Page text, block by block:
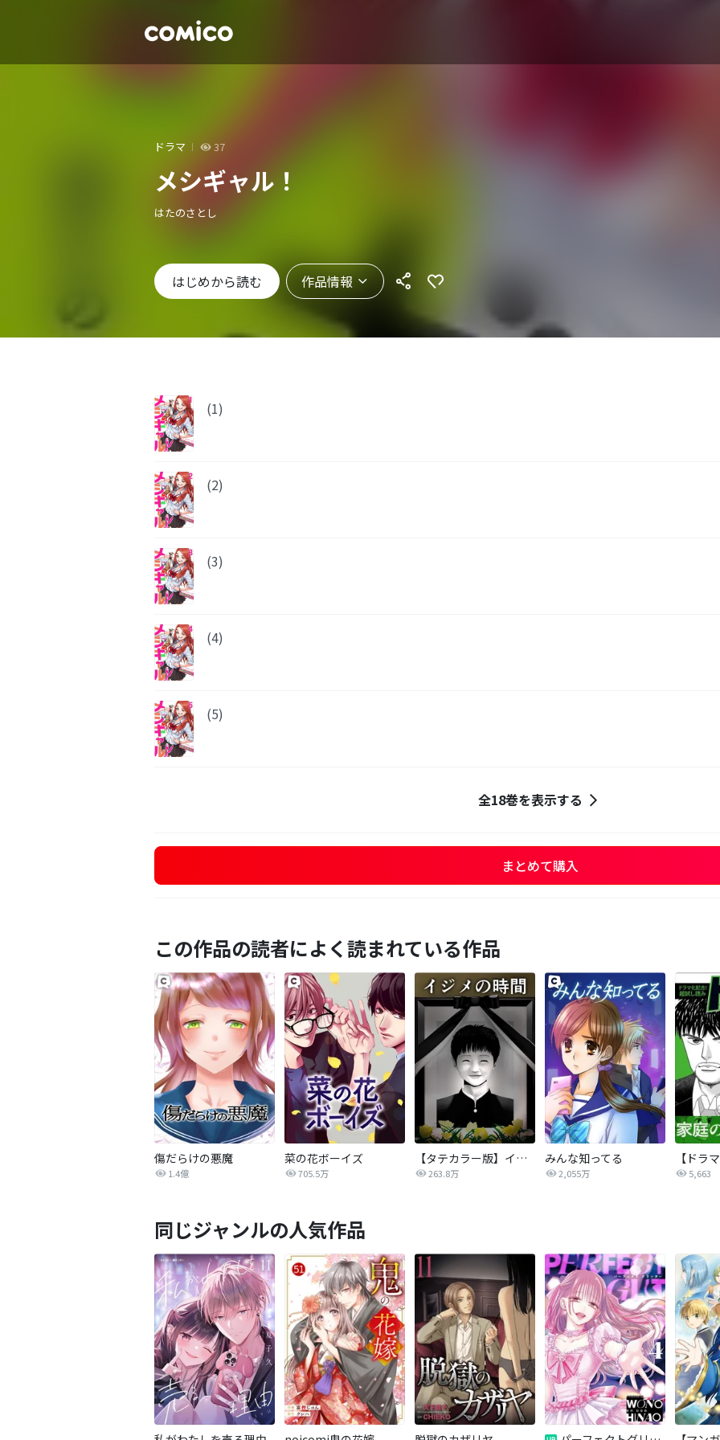
ドラマ 37
メシギャル！
はたのさとし
はじめから読む 作品情報
(1)
(2)
(3)
(4)
(5)
全18巻を表示する
まとめて購入
この作品の読者によく読まれている作品
傷だらけの悪魔
1.4億
菜の花ボーイズ
705.5万
【タテカラー版】イジメの時間
263.8万
みんな知ってる
2,055万 5,663
同じジャンルの人気作品